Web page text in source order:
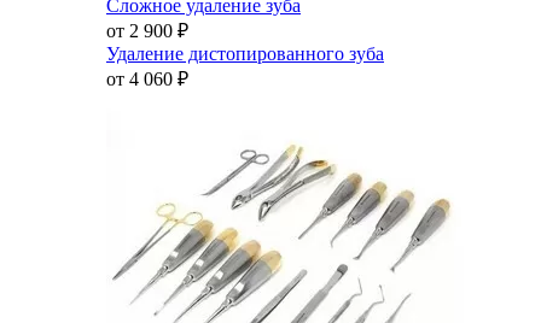
Сложное удаление зуба
от 2 900 ₽
Удаление дистопированного зуба
от 4 060 ₽